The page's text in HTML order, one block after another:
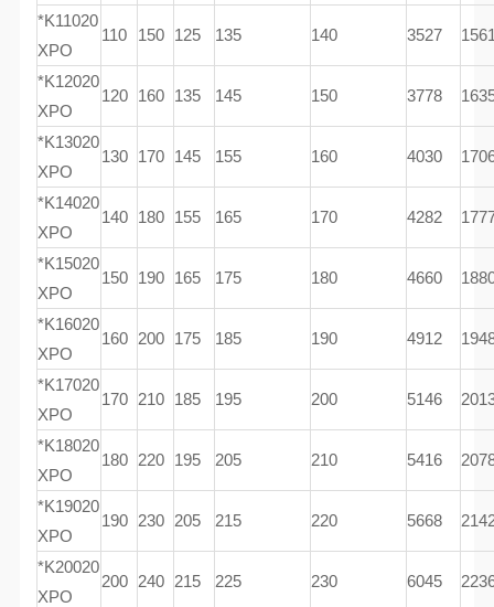
*K11020
XPO
110 150 125 135 140 3527
*K12020
XPO
120 160 135 145 150 3778
*K13020
XPO
130 170 145 155 160 4030
*K14020
XPO
140 180 155 165 170 4282
*K15020
XPO
150 190 165 175 180 4660
*K16020
XPO
160 200 175 185 190 4912
*K17020
XPO
170 210 185 195 200 5146
*K18020
XPO
180 220 195 205 210 5416
*K19020
XPO
190 230 205 215 220 5668
*K20020
XPO
200 240 215 225 230 6045